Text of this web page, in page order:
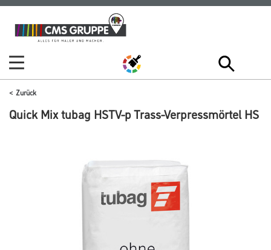
Zum
Inhalt
Zum
Navigationsmenü
Zurück
Quick Mix tubag HSTV-p Trass-Verpressmörtel HS